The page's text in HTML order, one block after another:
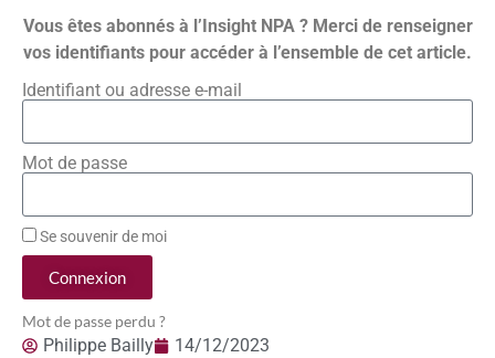
Vous êtes abonnés à l’Insight NPA ? Merci de renseigner
vos identifiants pour accéder à l’ensemble de cet article.
Identifiant ou adresse e-mail
Mot de passe
Se souvenir de moi
Connexion
Mot de passe perdu ?
Philippe Bailly 14/12/2023